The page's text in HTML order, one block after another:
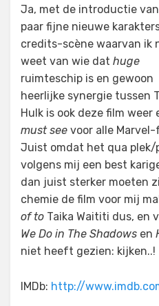
Ja, met de introductie
paar fijne nieuwe
credits-scène waarvan ik
weet van wie dat huge
ruimteschip is en gewoon
heerlijke synergie tussen
Hulk is ook deze film weer
must see voor alle Marvel-
Juist omdat het qua
volgens mij een best
dan juist sterker moeten
chemie de film voor mij
of to Taika Waititi dus, en
We Do in The Shadows en
niet heeft gezien: kijken..!
IMDb: http://